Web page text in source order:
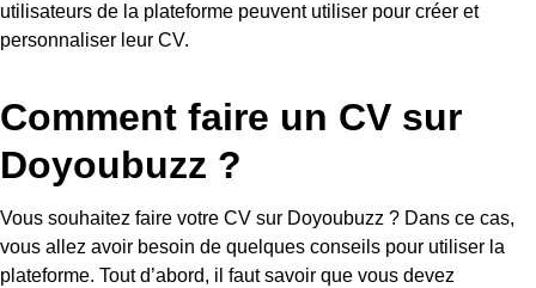
utilisateurs de la plateforme peuvent utiliser pour créer et
personnaliser leur CV.
Comment faire un CV sur
Doyoubuzz ?
Vous souhaitez faire votre CV sur Doyoubuzz ? Dans ce cas,
vous allez avoir besoin de quelques conseils pour utiliser la
plateforme. Tout d’abord, il faut savoir que vous devez